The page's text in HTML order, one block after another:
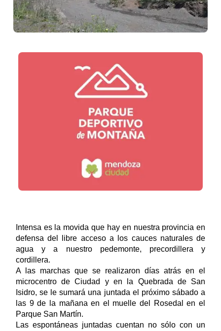
Intensa es la movida que hay en nuestra provincia en
defensa del libre acceso a los cauces naturales de
agua y a nuestro pedemonte, precordillera y
cordillera.
A las marchas que se realizaron días atrás en el
microcentro de Ciudad y en la Quebrada de San
Isidro, se le sumará una juntada el próximo sábado a
las 9 de la mañana en el muelle del Rosedal en el
Parque San Martín.
Las espontáneas juntadas cuentan no sólo con un